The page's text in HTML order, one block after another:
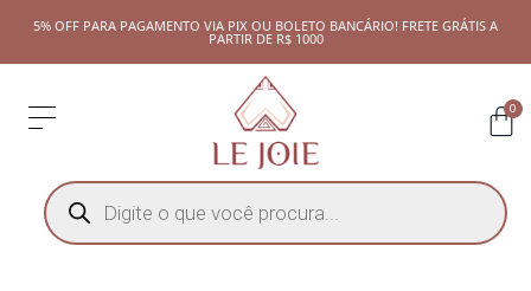
5% OFF PARA PAGAMENTO VIA PIX OU BOLETO BANCÁRIO! FRETE GRÁTIS A
PARTIR DE R$ 1000
0